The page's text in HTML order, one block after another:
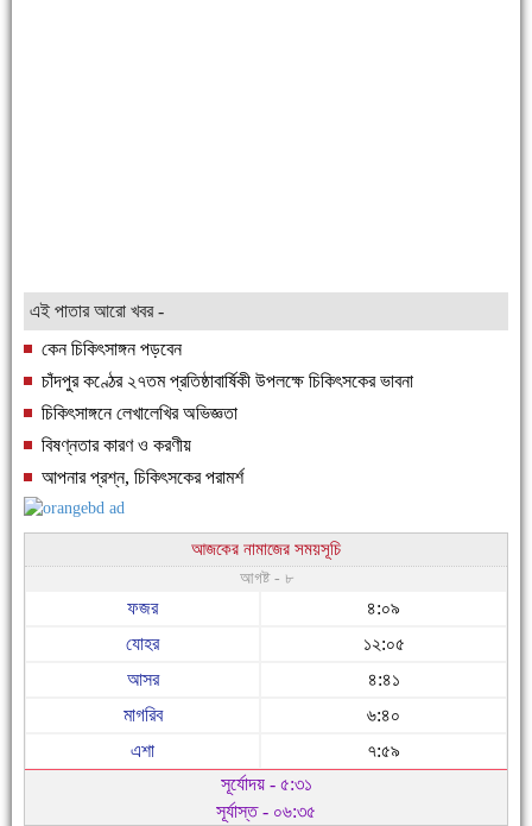
এই পাতার আরো খবর -
কেন চিকিৎসাঙ্গন পড়বেন
চাঁদপুর কণ্ঠের ২৭তম প্রতিষ্ঠাবার্ষিকী উপলক্ষে চিকিৎসকের ভাবনা
চিকিৎসাঙ্গনে লেখালেখির অভিজ্ঞতা
বিষণ্নতার কারণ ও করণীয়
আপনার প্রশ্ন, চিকিৎসকের পরামর্শ
আজকের নামাজের সময়সূচি
আগষ্ট - ৮
ফজর
৪:০৯
যোহর
১২:০৫
আসর
৪:৪১
মাগরিব
৬:৪০
এশা
৭:৫৯
সূর্যোদয় - ৫:৩১
সূর্যাস্ত - ০৬:৩৫